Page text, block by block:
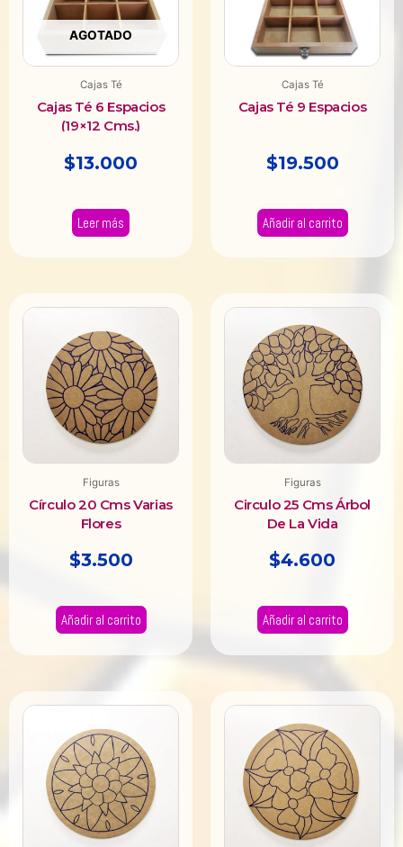
AGOTADO
Cajas Té
Cajas Té 6 Espacios
(19×12 Cms.)
$13.000
Leer más
Cajas Té
Cajas Té 9 Espacios
$19.500
Añadir al carrito
Figuras
Círculo 20 Cms Varias
Flores
$3.500
Añadir al carrito
Figuras
Circulo 25 Cms Árbol
De La Vida
$4.600
Añadir al carrito